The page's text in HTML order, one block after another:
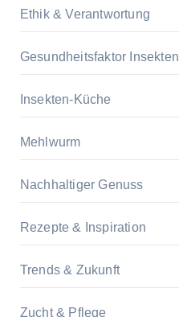
Ethik & Verantwortung
Gesundheitsfaktor Insekten
Insekten-Küche
Mehlwurm
Nachhaltiger Genuss
Rezepte & Inspiration
Trends & Zukunft
Zucht & Pflege